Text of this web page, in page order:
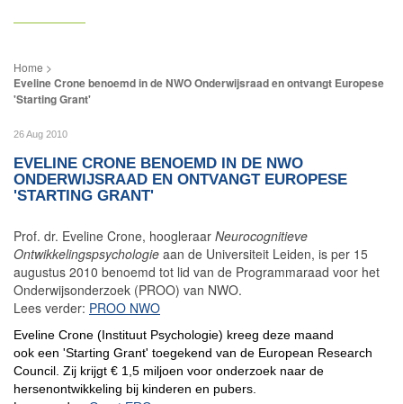
Eveline Crone benoemd in de NWO Onderwijsraad en ontvangt Europese
'Starting Grant'
26 Aug 2010
EVELINE CRONE BENOEMD IN DE NWO
ONDERWIJSRAAD EN ONTVANGT EUROPESE
'STARTING GRANT'
Prof. dr. Eveline Crone, hoogleraar Neurocognitieve
Ontwikkelingspsychologie aan de Universiteit Leiden, is per 15
augustus 2010 benoemd tot lid van de Programmaraad voor het
Onderwijsonderzoek (PROO) van NWO.
Lees verder: PROO NWO
Eveline Crone (Instituut Psychologie) kreeg deze maand
ook een 'Starting Grant' toegekend van de European Research
Council. Zij krijgt € 1,5 miljoen voor onderzoek naar de
hersenontwikkeling bij kinderen en pubers.